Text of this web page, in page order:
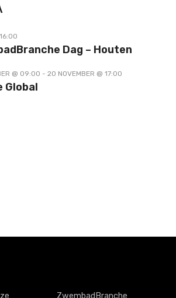
16:00
Dag – Houten
@ 09:00 - 20 NOVEMBER @ 17:00
Global
ZwembadBranche